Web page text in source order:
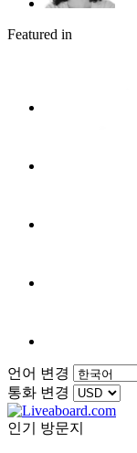
Featured in
언어 변경
통화 변경
인기 방문지